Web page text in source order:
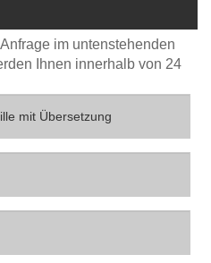
im untenstehenden
Ihnen innerhalb von 24